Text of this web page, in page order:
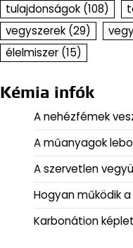
tulajdonságok (108)
vegyszerek (29)
élelmiszer (15)
Kémia infók
A nehézfémek
A műanyagok
A szervetlen
Hogyan működik
Karbonátion